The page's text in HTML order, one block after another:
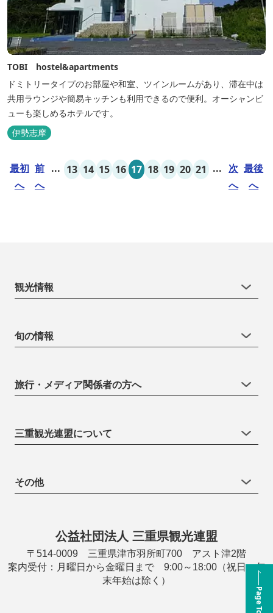
TOBI hostel&apartments
ドミトリータイプのお部屋や和室、ツインルームがあり、滞在中は
共用ラウンジや簡易キッチンも利用できるので便利。オーシャンビ
ューも楽しめるホテルです。
伊勢志摩
最初
へ
前
へ
... 13 14 15 16 17 18 19 20 21 ... 次
へ
最後
へ
Page Top
観光情報
旬の情報
旅行・メディア関係者の方へ
三重観光連盟について
その他
公益社団法人 三重県観光連盟
〒514-0009 三重県津市羽所町700 アスト津2階
案内受付：月曜日から金曜日まで 9:00～18:00（祝日・年
末年始は除く）